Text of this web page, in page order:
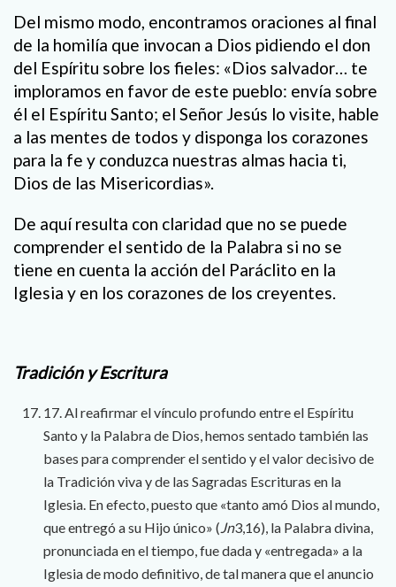
Del mismo modo, encontramos oraciones al final
de la homilía que invocan a Dios pidiendo el don
del Espíritu sobre los fieles: «Dios salvador… te
imploramos en favor de este pueblo: envía sobre
él el Espíritu Santo; el Señor Jesús lo visite, hable
a las mentes de todos y disponga los corazones
para la fe y conduzca nuestras almas hacia ti,
Dios de las Misericordias».
De aquí resulta con claridad que no se puede
comprender el sentido de la Palabra si no se
tiene en cuenta la acción del Paráclito en la
Iglesia y en los corazones de los creyentes.
Tradición y Escritura
17. Al reafirmar el vínculo profundo entre el Espíritu
Santo y la Palabra de Dios, hemos sentado también las
bases para comprender el sentido y el valor decisivo de
la Tradición viva y de las Sagradas Escrituras en la
Iglesia. En efecto, puesto que «tanto amó Dios al mundo,
que entregó a su Hijo único» (Jn3,16), la Palabra divina,
pronunciada en el tiempo, fue dada y «entregada» a la
Iglesia de modo definitivo, de tal manera que el anuncio